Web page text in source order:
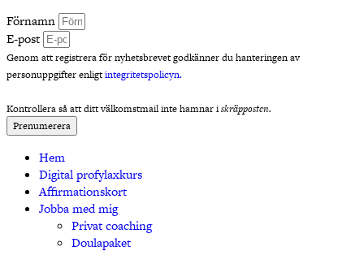
Förnamn
E-post
Genom att registrera för nyhetsbrevet godkänner du hanteringen av
personuppgifter enligtintegritetspolicyn.
Kontrollera så att ditt välkomstmail inte hamnar iskräpposten.
Prenumerera
Hem
Digital profylaxkurs
Affirmationskort
Jobba med mig
Privat coaching
Doulapaket